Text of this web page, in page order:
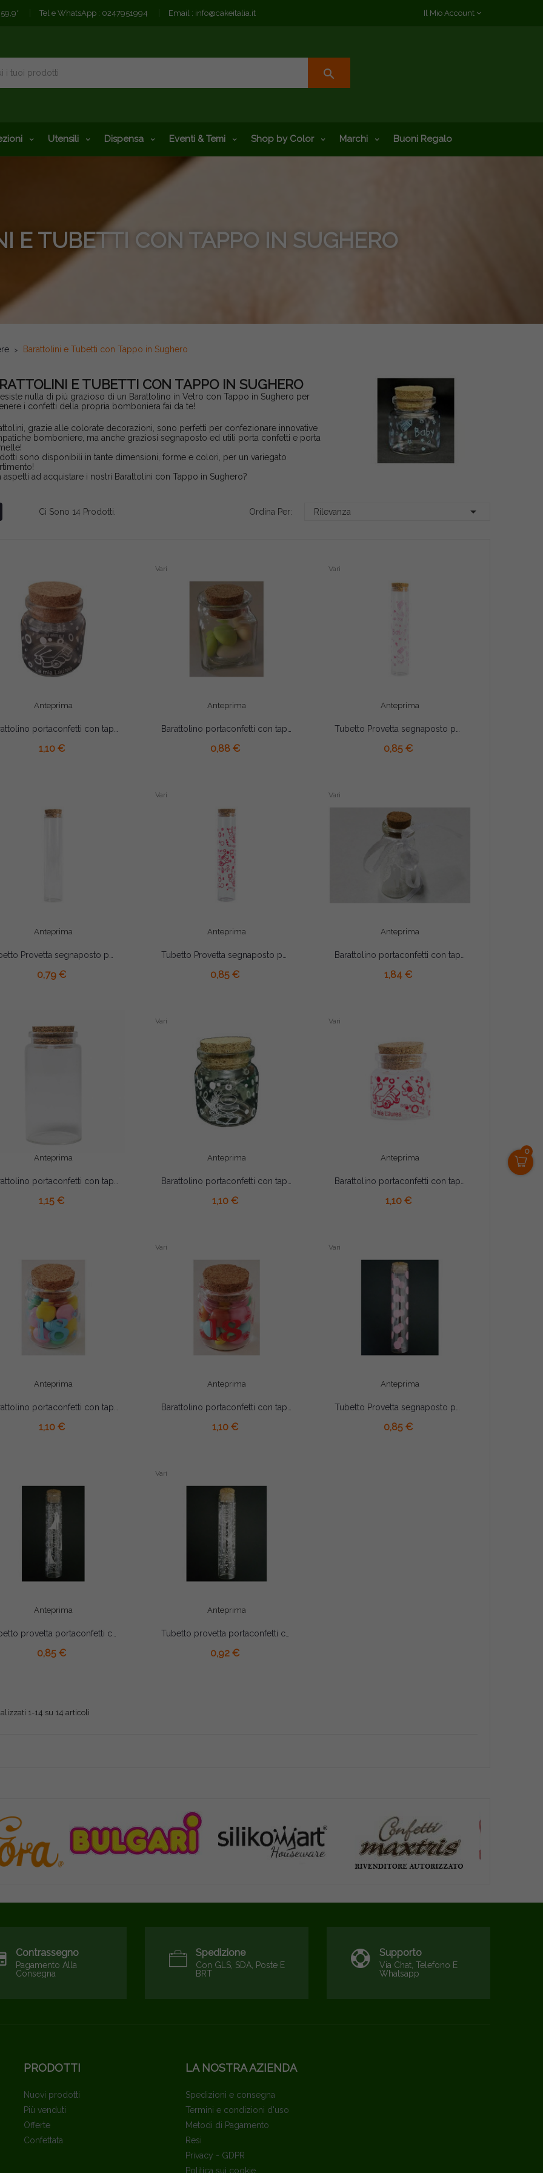
0
Tel e WhatsApp : 0247951994 Email : info@cakeitalia.it Il Mio Account
search
Utensili Dispensa Eventi & Temi Shop by Color Marchi Buoni Regalo
E TUBETTI CON TAPPO IN SUGHERO
Barattolini e Tubetti con Tappo in Sughero
E TUBETTI CON TAPPO IN SUGHERO
nulla di più grazioso di un Barattolino in Vetro con Tappo in Sughero per
i confetti della propria bomboniera fai da te!
grazie alle colorate decorazioni, sono perfetti per confezionare innovative
bomboniere, ma anche graziosi segnaposto ed utili porta confetti e porta
sono disponibili in tante dimensioni, forme e colori, per un variegato
aspetti ad acquistare i nostri Barattolini con Tappo in Sughero?
Ci Sono 14 Prodotti. Ordina Per: Rilevanza 
Anteprima
1,10 €
Anteprima
Vari
0,88 €
Anteprima
Vari
0,85 €
Anteprima
0,79 €
Anteprima
Vari
0,85 €
Anteprima
Vari
1,84 €
Anteprima
1,15 €
Anteprima
Vari
1,10 €
Anteprima
Vari
1,10 €
Anteprima
1,10 €
AGGIUNGI AL CARRELLO
Anteprima
Vari
1,10 €
AGGIUNGI AL CARRELLO
Anteprima
Vari
0,85 €
AGGIUNGI AL CARRELLO
Anteprima
0,85 €
AGGIUNGI AL CARRELLO
Anteprima
Vari
Tubetto provetta portaconfetti con tappo in sughero comunione 12,5cm
0,92 €
AGGIUNGI AL CARRELLO
1-14 su 14 articoli
Contrassegno
Pagamento Alla
Consegna
Spedizione
Con GLS, SDA, Poste E
BRT
Supporto
Via Chat, Telefono E
Whatsapp
PRODOTTI
Nuovi prodotti
Più venduti
Offerte
Confettata
LA NOSTRA AZIENDA
Spedizioni e consegna
Termini e condizioni d'uso
Metodi di Pagamento
Resi
Privacy - GDPR
Politica sui cookie